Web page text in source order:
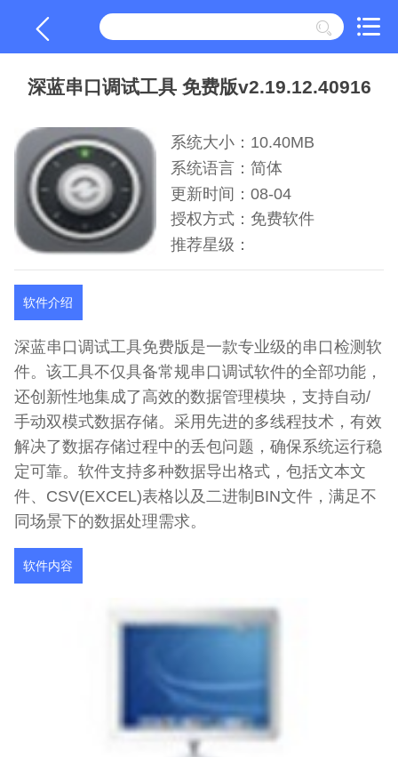
深蓝串口调试工具 免费版v2.19.12.40916
系统大小：10.40MB
系统语言：简体
更新时间：08-04
授权方式：免费软件
推荐星级：
软件介绍
深蓝串口调试工具免费版是一款专业级的串口检测软
件。该工具不仅具备常规串口调试软件的全部功能，
还创新性地集成了高效的数据管理模块，支持自动/
手动双模式数据存储。采用先进的多线程技术，有效
解决了数据存储过程中的丢包问题，确保系统运行稳
定可靠。软件支持多种数据导出格式，包括文本文
件、CSV(EXCEL)表格以及二进制BIN文件，满足不
同场景下的数据处理需求。
软件内容